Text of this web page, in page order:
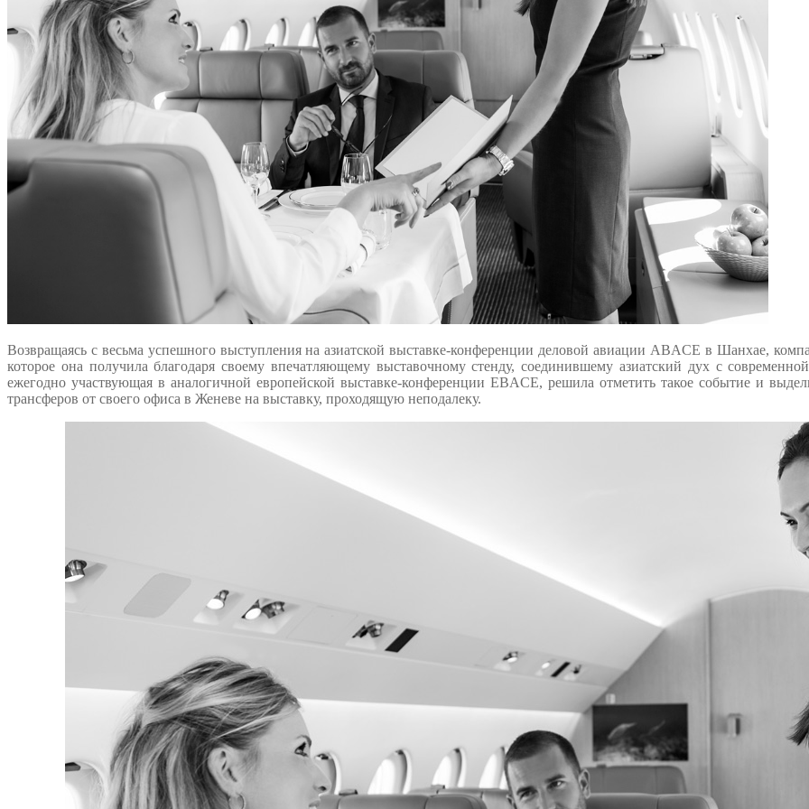
Возвращаясь с весьма успешного выступления на азиатской выставке-конференции деловой авиации ABACE в Шанхае,
которое она получила благодаря своему впечатляющему выставочному стенду, соединившему азиатский дух с
ежегодно участвующая в аналогичной европейской выставке-конференции EBACE, решила отметить такое событие и
трансферов от своего офиса в Женеве на выставку, проходящую неподалеку.